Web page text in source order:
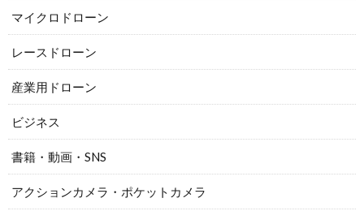
マイクロドローン
レースドローン
産業用ドローン
ビジネス
書籍・動画・SNS
アクションカメラ・ポケットカメラ